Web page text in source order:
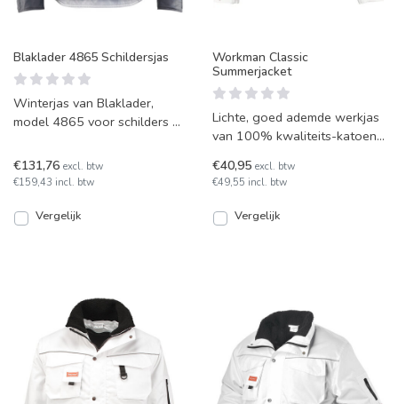
Blaklader 4865 Schildersjas
Winterjas van Blaklader,
model 4865 voor schilders of
gewatteerde voering.
€131,76 excl. btw
€159,43 incl. btw
Vergelijk
Workman Classic
Summerjacket
Lichte, goed ademde werkjas
van 100% kwaliteits-katoen.
opbergzakken, v
€40,95 excl. btw
€49,55 incl. btw
Vergelijk